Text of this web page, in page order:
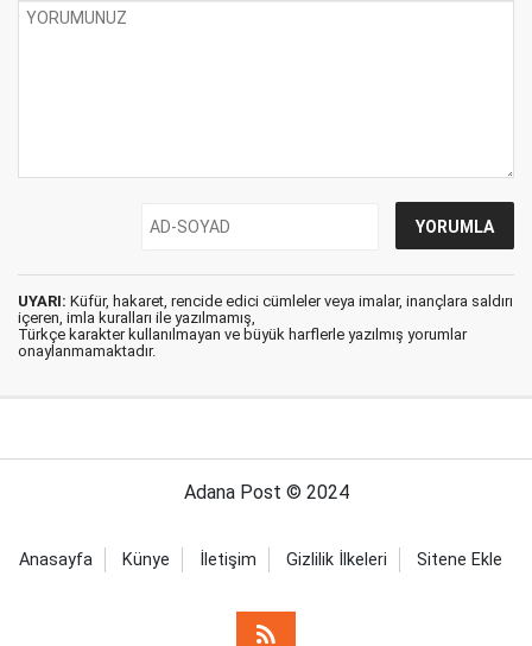
UYARI: Küfür, hakaret, rencide edici cümleler veya imalar, inançlara saldırı
içeren, imla kuralları ile yazılmamış,
Türkçe karakter kullanılmayan ve büyük harflerle yazılmış yorumlar
onaylanmamaktadır.
Adana Post © 2024
Anasayfa Künye İletişim Gizlilik İlkeleri Sitene Ekle